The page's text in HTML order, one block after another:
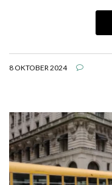
8 OKTOBER 2024